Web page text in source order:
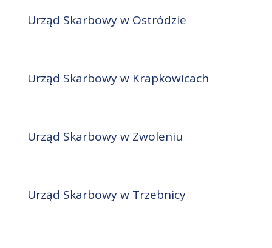
Urząd Skarbowy w Ostródzie
Urząd Skarbowy w Krapkowicach
Urząd Skarbowy w Zwoleniu
Urząd Skarbowy w Trzebnicy